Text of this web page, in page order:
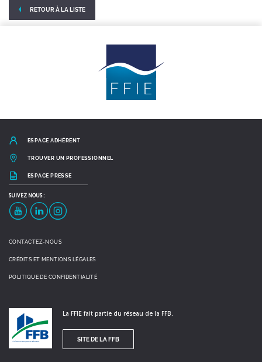
RETOUR À LA LISTE
ESPACE ADHÉRENT
TROUVER UN PROFESSIONNEL
ESPACE PRESSE
SUIVEZ NOUS :
CONTACTEZ-NOUS
CRÉDITS ET MENTIONS LÉGALES
POLITIQUE DE CONFIDENTIALITÉ
La FFIE fait partie du réseau de la FFB.
SITE DE LA FFB